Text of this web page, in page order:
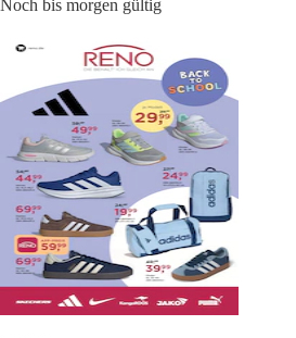
Noch bis morgen gültig